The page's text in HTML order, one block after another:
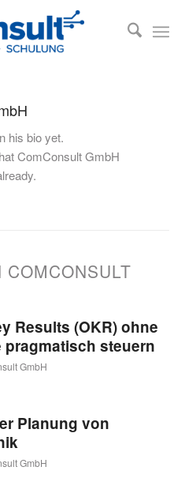
his bio yet.
ComConsult GmbH
COMCONSULT
Results (OKR) ohne
pragmatisch steuern
GmbH
Planung von
GmbH